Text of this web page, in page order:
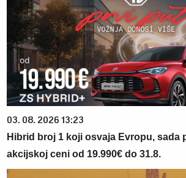
03. 08. 2026 13:23
Hibrid broj 1 koji osvaja Evropu, sada
akcijskoj ceni od 19.990€ do 31.8.